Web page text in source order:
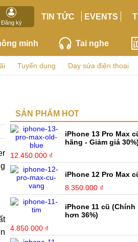
Đăng ký
TIN TỨC EVENTS
minh Tai nghe
Tuyển dụng Dạy sửa điện thoại
SẢN PHẨM HOT
iPhone 13 Pro Max
hãng - Giảm giá 30%)
12.450.000 ₫
iPhone 12 Pro Max
8.350.000 ₫
iPhone 11 cũ (Chính
hơn 36%)
4.850.000 ₫